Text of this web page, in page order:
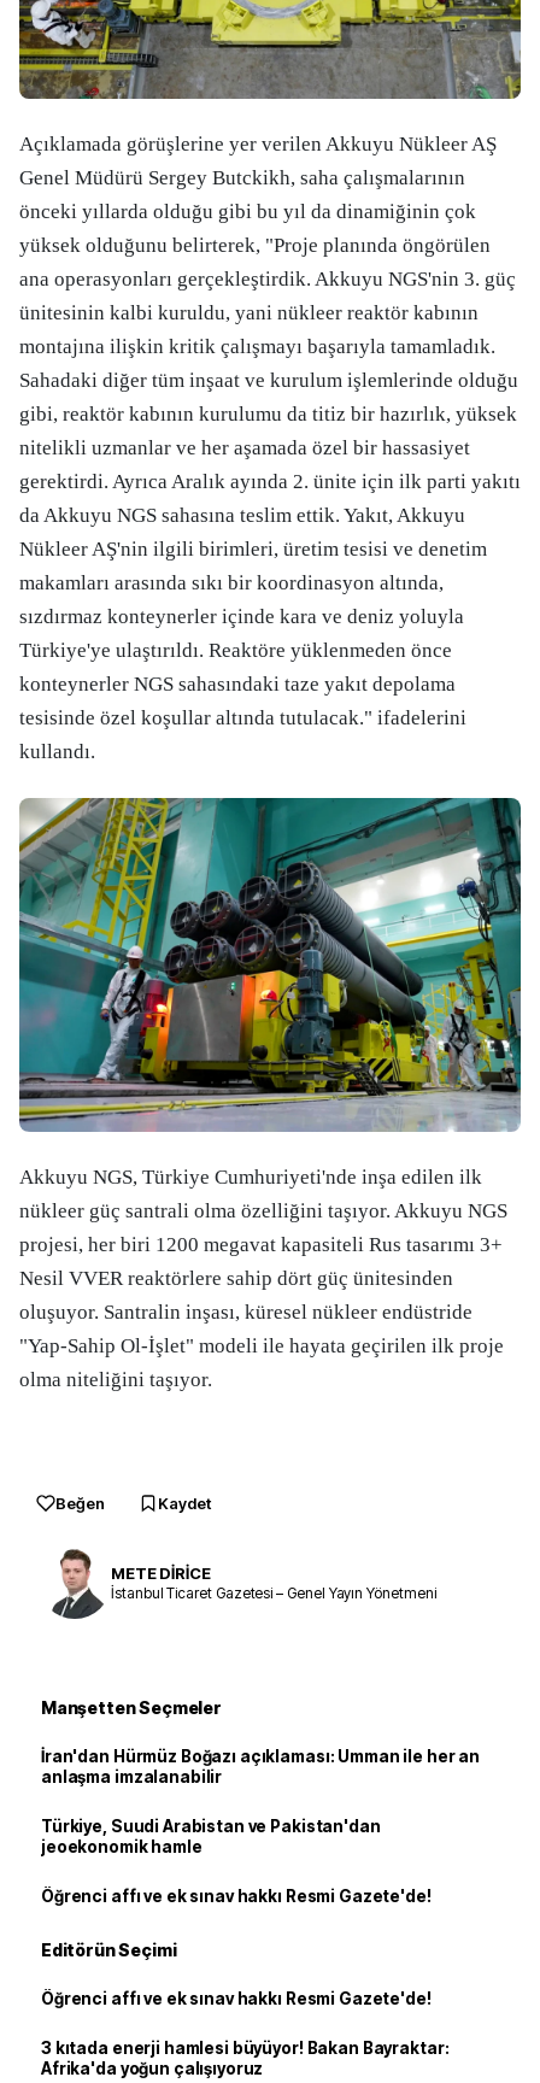
Açıklamada görüşlerine yer verilen Akkuyu Nükleer AŞ
Genel Müdürü Sergey Butckikh, saha çalışmalarının
önceki yıllarda olduğu gibi bu yıl da dinamiğinin çok
yüksek olduğunu belirterek, "Proje planında öngörülen
ana operasyonları gerçekleştirdik. Akkuyu NGS'nin 3. güç
ünitesinin kalbi kuruldu, yani nükleer reaktör kabının
montajına ilişkin kritik çalışmayı başarıyla tamamladık.
Sahadaki diğer tüm inşaat ve kurulum işlemlerinde olduğu
gibi, reaktör kabının kurulumu da titiz bir hazırlık, yüksek
nitelikli uzmanlar ve her aşamada özel bir hassasiyet
gerektirdi. Ayrıca Aralık ayında 2. ünite için ilk parti yakıtı
da Akkuyu NGS sahasına teslim ettik. Yakıt, Akkuyu
Nükleer AŞ'nin ilgili birimleri, üretim tesisi ve denetim
makamları arasında sıkı bir koordinasyon altında,
sızdırmaz konteynerler içinde kara ve deniz yoluyla
Türkiye'ye ulaştırıldı. Reaktöre yüklenmeden önce
konteynerler NGS sahasındaki taze yakıt depolama
tesisinde özel koşullar altında tutulacak." ifadelerini
kullandı.
Akkuyu NGS, Türkiye Cumhuriyeti'nde inşa edilen ilk
nükleer güç santrali olma özelliğini taşıyor. Akkuyu NGS
projesi, her biri 1200 megavat kapasiteli Rus tasarımı 3+
Nesil VVER reaktörlere sahip dört güç ünitesinden
oluşuyor. Santralin inşası, küresel nükleer endüstride
"Yap-Sahip Ol-İşlet" modeli ile hayata geçirilen ilk proje
olma niteliğini taşıyor.
Beğen Kaydet
METE DİRİCE
İstanbul Ticaret Gazetesi – Genel Yayın Yönetmeni
Manşetten Seçmeler
İran'dan Hürmüz Boğazı açıklaması: Umman ile her an
anlaşma imzalanabilir
Türkiye, Suudi Arabistan ve Pakistan'dan
jeoekonomik hamle
Öğrenci affı ve ek sınav hakkı Resmi Gazete'de!
Editörün Seçimi
Öğrenci affı ve ek sınav hakkı Resmi Gazete'de!
3 kıtada enerji hamlesi büyüyor! Bakan Bayraktar:
Afrika'da yoğun çalışıyoruz